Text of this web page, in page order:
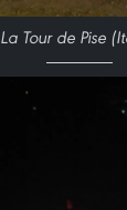
La Tour de Pise